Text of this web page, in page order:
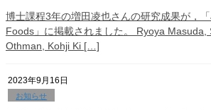
博士課程3年の増田凌也さんの研究成果が，
Foods」に掲載されました。 Ryoya Masuda,
Othman, Kohji Ki […]
2023年9月16日
お知らせ